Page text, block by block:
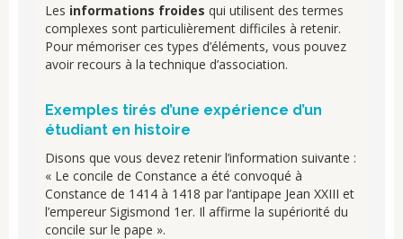
Les informations froides qui utilisent des termes
complexes sont particulièrement difficiles à retenir.
Pour mémoriser ces types d’éléments, vous pouvez
avoir recours à la technique d’association.
Exemples tirés d’une expérience d’un
étudiant en histoire
Disons que vous devez retenir l’information suivante :
« Le concile de Constance a été convoqué à
Constance de 1414 à 1418 par l’antipape Jean XXIII et
l’empereur Sigismond 1er. Il affirme la supériorité du
concile sur le pape ».